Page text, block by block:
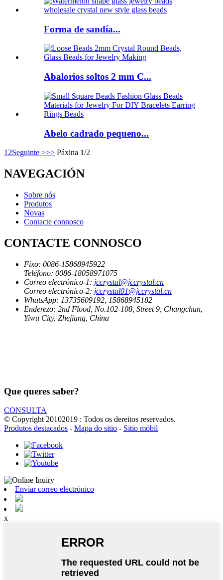
Forma de sandía...
Abalorios soltos 2 mm C...
Abelo cadrado pequeno...
1 2Seguinte >>> Páxina 1/2
NAVEGACIÓN
Sobre nós
Produtos
Novas
Contacte connosco
CONTACTE CONNOSCO
Fixo: 0086-15868945922
Teléfono: 0086-18058971075
Correo electrónico-1: jccrystal@jccrystal.cn
Correo electrónico-2: jccrystal01@jccrystal.cn
WhatsApp: 13735609192, 15868945182
Enderezo: 2nd Flood, No.102-108, Street 9, Changchun,
Yiwu City, Zhejiang, China
Que queres saber?
CONSULTA
© Copyright 20102019 : Todos os dereitos reservados.
Produtos destacados - Mapa do sitio - Sitio móbil
Enviar correo electrónico
x